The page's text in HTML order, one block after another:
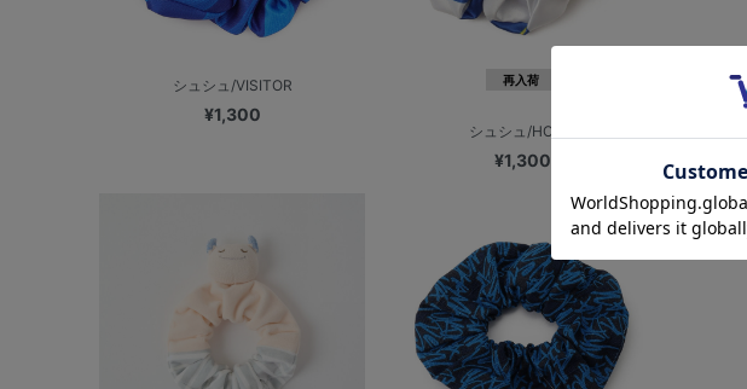
シュシュ/VISITOR
¥1,300
再入荷
シュシュ/HOME
¥1,300